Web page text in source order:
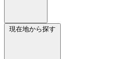
現在地から探す